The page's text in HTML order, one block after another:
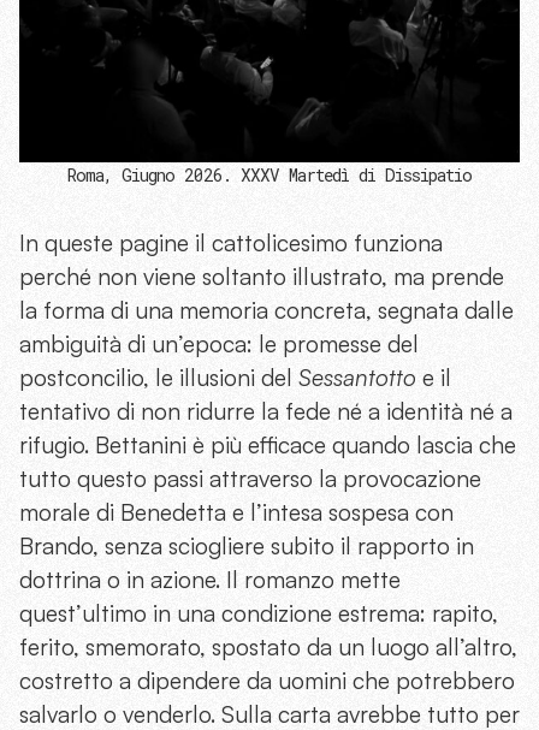
Roma, Giugno 2026. XXXV Martedì di Dissipatio
In queste pagine il cattolicesimo funziona
perché non viene soltanto illustrato, ma prende
la forma di una memoria concreta, segnata dalle
ambiguità di un’epoca: le promesse del
postconcilio, le illusioni del Sessantotto e il
tentativo di non ridurre la fede né a identità né a
rifugio. Bettanini è più efficace quando lascia che
tutto questo passi attraverso la provocazione
morale di Benedetta e l’intesa sospesa con
Brando, senza sciogliere subito il rapporto in
dottrina o in azione. Il romanzo mette
quest’ultimo in una condizione estrema: rapito,
ferito, smemorato, spostato da un luogo all’altro,
costretto a dipendere da uomini che potrebbero
salvarlo o venderlo. Sulla carta avrebbe tutto per